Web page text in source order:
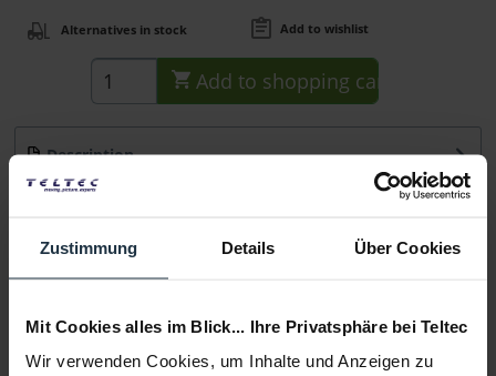
Zustimmung Details Über Cookies
Mit Cookies alles im Blick... Ihre Privatsphäre bei Teltec
Wir verwenden Cookies, um Inhalte und Anzeigen zu
Alternatives in stock Add to wishlist
Add to shopping cart
Description
S-7108 ist ein DC-Kabel mit 5,5 mm Pol-Stecker an beiden
Media